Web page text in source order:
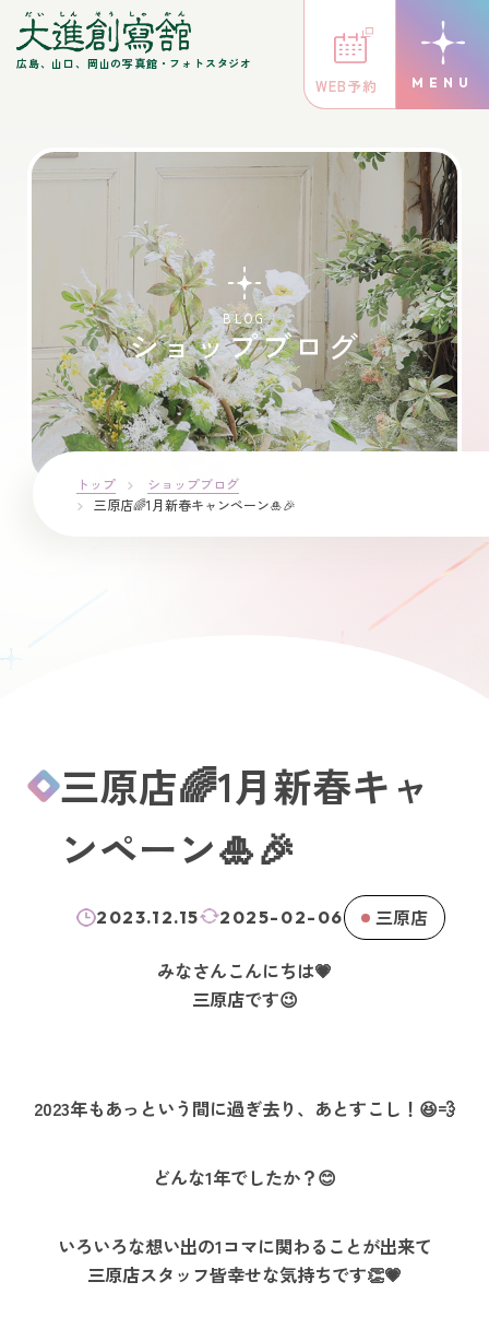
広島、山口、岡山の写真館・フォトスタジオ
WEB予約
BLOG
ショップブログ
トップ
ショップブログ
三原店🌈1月新春キャンペーン🎍🎉
三原店🌈1月新春キャ
ンペーン🎍🎉
2023.12.15 2025-02-06 三原店
みなさんこんにちは💗
三原店です😉
2023年もあっという間に過ぎ去り、あとすこし！😆💨
どんな1年でしたか？😊
いろいろな想い出の1コマに関わることが出来て
三原店スタッフ皆幸せな気持ちです👏💗